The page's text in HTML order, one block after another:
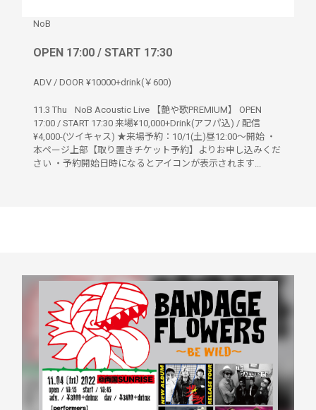
NoB
OPEN 17:00 / START 17:30
ADV / DOOR ¥10000+drink(￥600)
11.3 Thu NoB Acoustic Live 【艶や歌PREMIUM】 OPEN
17:00 / START 17:30 来場¥10,000+Drink(アフパ込) / 配信
¥4,000-(ツイキャス) ★来場予約：10/1(土)昼12:00〜開始 ・
本ページ上部【取り置きチケット予約】よりお申し込みくだ
さい ・予約開始日時になるとアイコンが表示されます...